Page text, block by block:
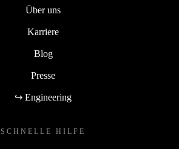
Über uns
Karriere
Blog
Presse
↪ Engineering
SCHNELLE HILFE